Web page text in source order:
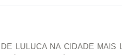
LULUCA NA CIDADE